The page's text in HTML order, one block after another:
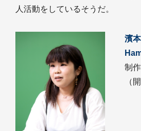
人活動をしているそうだ。
濱
制
（